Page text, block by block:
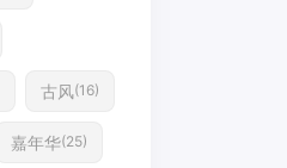
古风(16)
嘉年华(25)